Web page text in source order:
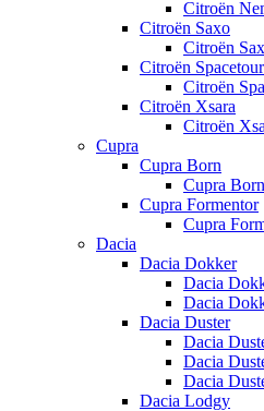
Citroën
Citroën Saxo
Citroën
Citroën
Citroën
Citroën Xsara
Citroën
Cupra
Cupra Born
Cupra
Cupra Formentor
Cupra
Dacia
Dacia Dokker
Dacia
Dacia
Dacia Duster
Dacia
Dacia
Dacia
Dacia Lodgy